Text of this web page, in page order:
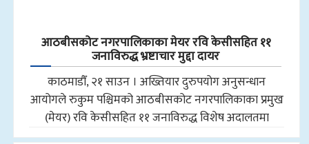
आठबीसकोट नगरपालिकाका मेयर रवि केसीसहित ११
जनाविरुद्ध भ्रष्टाचार मुद्दा दायर
काठमाडौँ, २१ साउन । अख्तियार दुरुपयोग अनुसन्धान
आयोगले रुकुम पश्चिमको आठबीसकोट नगरपालिकाका प्रमुख
(मेयर) रवि केसीसहित ११ जनाविरुद्ध विशेष अदालतमा